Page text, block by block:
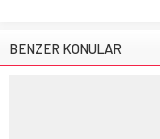
BENZER KONULAR